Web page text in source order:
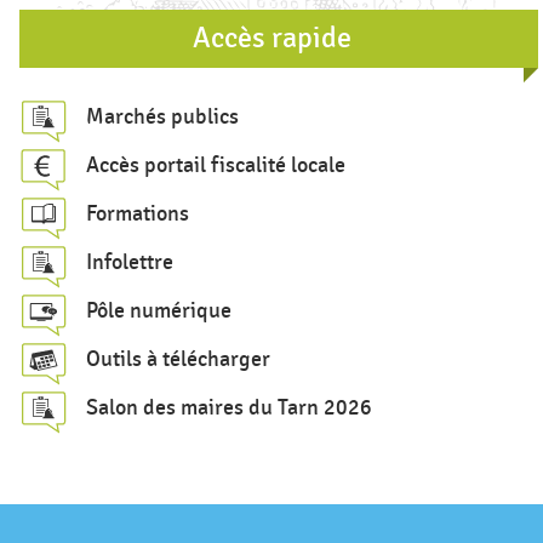
e
c
h
e
c
h
e
Accès rapide
Marchés publics
Accès portail fiscalité locale
Formations
Infolettre
Pôle numérique
Outils à télécharger
Salon des maires du Tarn 2026